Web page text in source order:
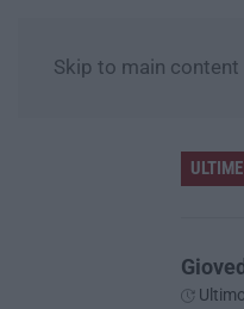
Skip to main content
ULTIME
Sistema bibliotecario vibonese, la dura replica di Soriano e Romeo: «Il fallimento è di chi ha staccato la spina»